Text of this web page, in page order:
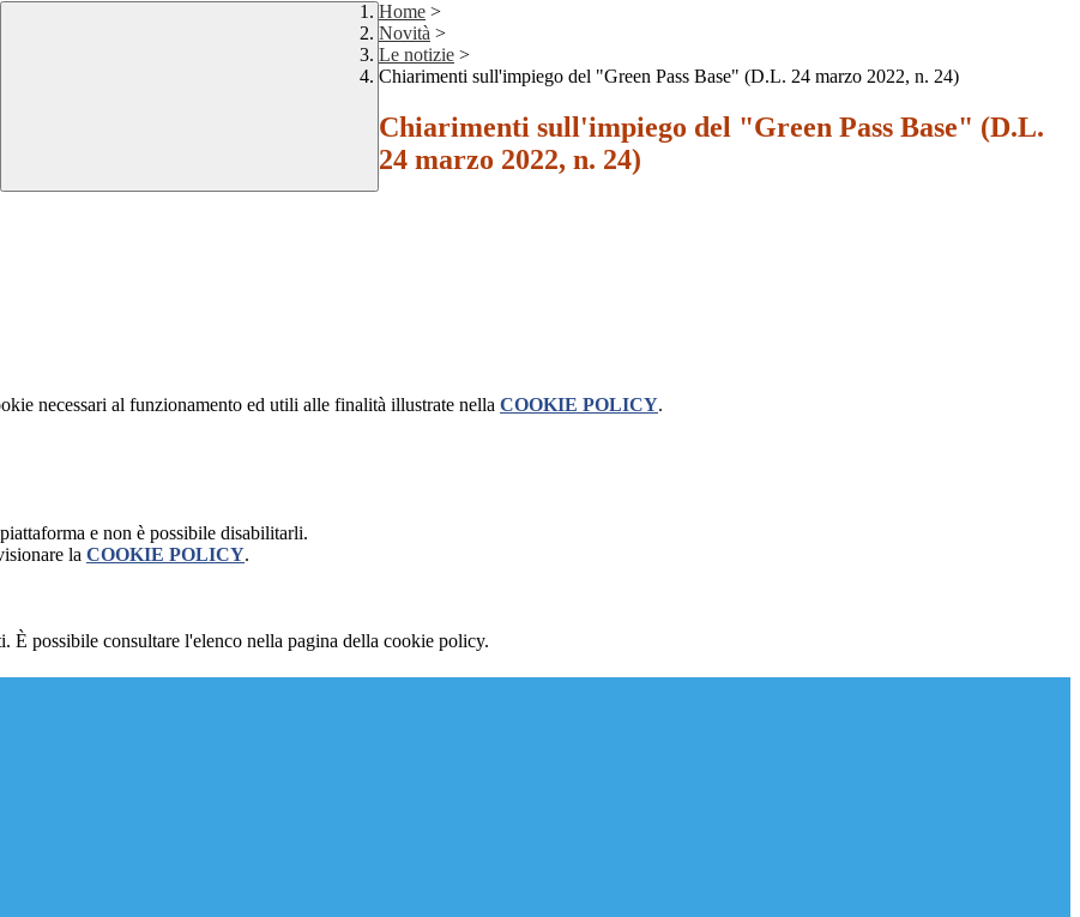
Home >
Novità >
Le notizie >
Chiarimenti sull'impiego del "Green Pass Base" (D.L. 24 marzo 2022, n. 24)
Chiarimenti sull'impiego del "Green Pass Base" (D.L.
24 marzo 2022, n. 24)
necessari al funzionamento ed utili alle finalità illustrate nella COOKIE POLICY.
e non è possibile disabilitarli.
la COOKIE POLICY.
È possibile consultare l'elenco nella pagina della cookie policy.